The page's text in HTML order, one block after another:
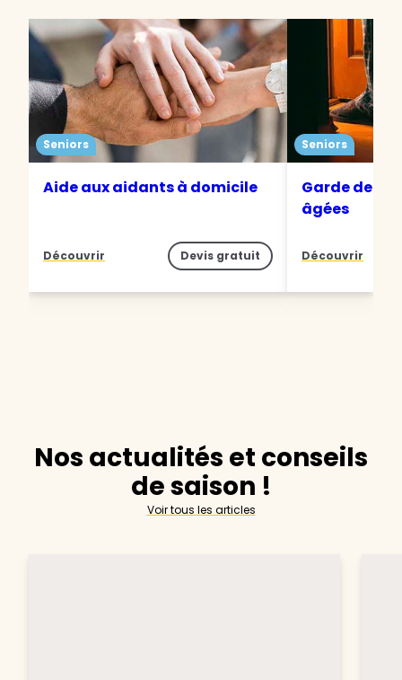
Seniors
Aide aux aidants à domicile
Découvrir Devis gratuit
Seniors
Garde de
âgées
Découvrir
Nos actualités et conseils
de saison !
Voir tous les articles